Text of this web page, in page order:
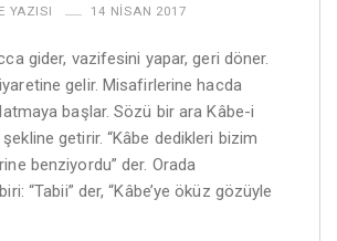
YAZISI 14 NISAN 2017
gider, vazifesini yapar, geri döner.
gelir. Misafirlerine hacda
başlar. Sözü bir ara Kâbe-i
şekline getirir. “Kâbe dedikleri bizim
benziyordu” der. Orada
“Tabii” der, “Kâbe’ye öküz gözüyle